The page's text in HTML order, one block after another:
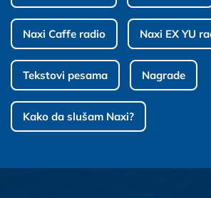
Naxi Caffe radio Naxi EX YU
Tekstovi pesama Nagrade
Kako da slušam Naxi?